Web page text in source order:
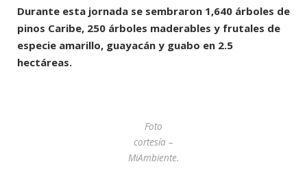
Durante esta jornada se sembraron 1,640 árboles de
pinos Caribe, 250 árboles maderables y frutales de
especie amarillo, guayacán y guabo en 2.5
hectáreas.
Foto
cortesía –
MiAmbiente.